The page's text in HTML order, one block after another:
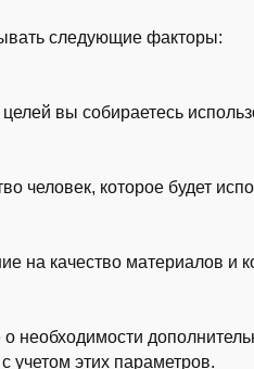
следующие факторы:
вы собираетесь
человек, которое будет
на качество материалов и
необходимости
учетом этих параметров.